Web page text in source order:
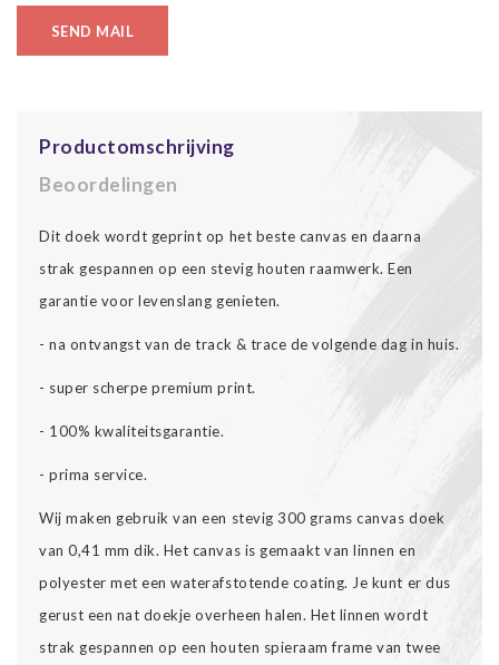
SEND MAIL
Productomschrijving
Beoordelingen
Dit doek wordt geprint op het beste canvas en daarna
strak gespannen op een stevig houten raamwerk. Een
garantie voor levenslang genieten.
- na ontvangst van de track & trace de volgende dag in huis.
- super scherpe premium print.
- 100% kwaliteitsgarantie.
- prima service.
Wij maken gebruik van een stevig 300 grams canvas doek
van 0,41 mm dik. Het canvas is gemaakt van linnen en
polyester met een waterafstotende coating. Je kunt er dus
gerust een nat doekje overheen halen. Het linnen wordt
strak gespannen op een houten spieraam frame van twee